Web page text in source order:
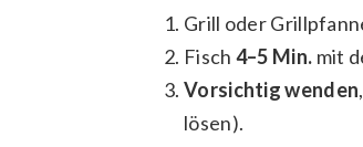
Grill oder
Fisch 4–5 Min. mit
Vorsichtig wenden
lösen).